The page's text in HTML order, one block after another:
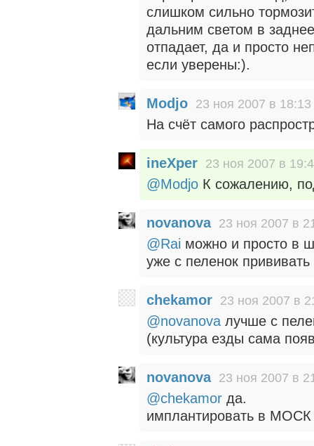
слишком сильно
дальним светом в
отпадает, да и просто
если уверены:).
Modjo 23 ноя 2007 в 18:13
На счёт самого
ineXper 23 ноя 2007 в
@Modjo К сожалению,
novanova 23 ноя 2007 в
@Rai можно и просто в
уже с пеленок прививать
chekamor 23 ноя 2007 в
@novanova лучше с
(культура езды сама
novanova 23 ноя 2007 в
@chekamor да.
имплантировать в МОСК